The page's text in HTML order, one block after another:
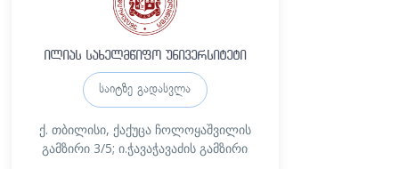
ილიას სახელმწიფო უნივერსიტეტი
საიტზე გადასვლა
ქ. თბილისი, ქაქუცა ჩოლოყაშვილის
გამზირი 3/5; ი.ჭავაჭავაძის გამზირი